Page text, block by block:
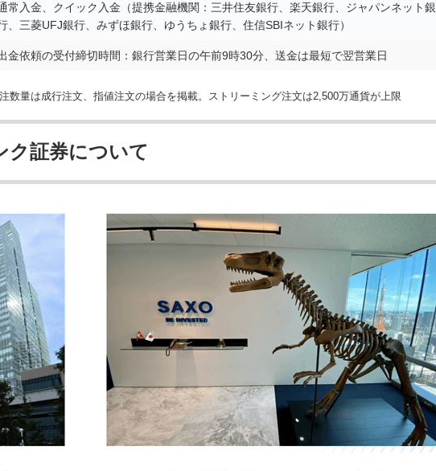
常入金、クイック入金（提携金融機関：三井住友銀行、楽天銀行、ジャパンネット銀
、三菱UFJ銀行、みずほ銀行、ゆうちょ銀行、住信SBIネット銀行）
金依頼の受付締切時間：銀行営業日の午前9時30分、送金は最短で翌営業日
数量は成行注文、指値注文の場合を掲載。ストリーミング注文は2,500万通貨が上限
ク証券について